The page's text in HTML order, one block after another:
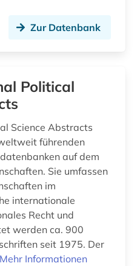
deutschland <bundesrepublik> (1)
(1)
Zur Datenbank
Political
Science Abstracts
führenden
auf dem
Sie umfassen
im
internationale
Recht und
werden ca. 900
seit 1975. Der
Mehr Informationen